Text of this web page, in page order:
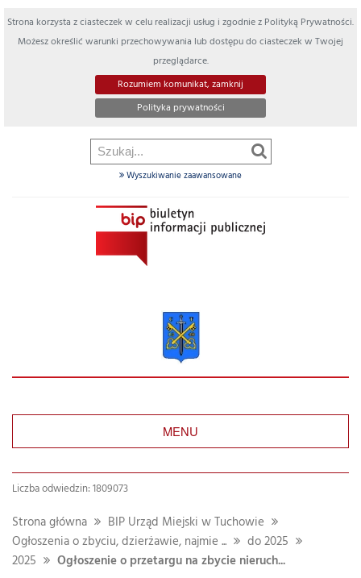
Strona korzysta z ciasteczek w celu realizacji usług i zgodnie z Polityką Prywatności.
Możesz określić warunki przechowywania lub dostępu do ciasteczek w Twojej
przeglądarce.
Rozumiem komunikat, zamknij
Polityka prywatności
Wyszukiwanie zaawansowane
MENU
Liczba odwiedzin: 1809073
Strona główna
BIP Urząd Miejski w Tuchowie
Ogłoszenia o zbyciu, dzierżawie, najmie ...
do 2025
2025
Ogłoszenie o przetargu na zbycie nieruch...